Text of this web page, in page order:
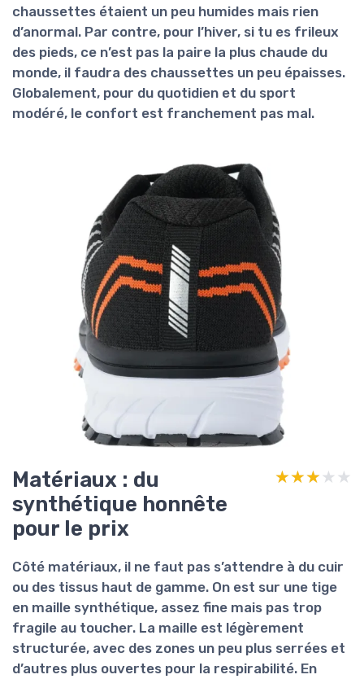
chaussettes étaient un peu humides mais rien
d’anormal. Par contre, pour l’hiver, si tu es frileux
des pieds, ce n’est pas la paire la plus chaude du
monde, il faudra des chaussettes un peu épaisses.
Globalement, pour du quotidien et du sport
modéré, le confort est franchement pas mal.
Matériaux : du
synthétique honnête
pour le prix
★★★★★
★★★★★
Côté matériaux, il ne faut pas s’attendre à du cuir
ou des tissus haut de gamme. On est sur une tige
en maille synthétique, assez fine mais pas trop
fragile au toucher. La maille est légèrement
structurée, avec des zones un peu plus serrées et
d’autres plus ouvertes pour la respirabilité. En